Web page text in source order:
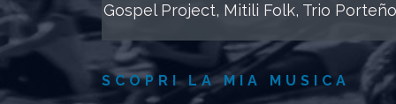
Gospel Project, Mitili Folk, Trio
SCOPRI LA MIA MUSICA